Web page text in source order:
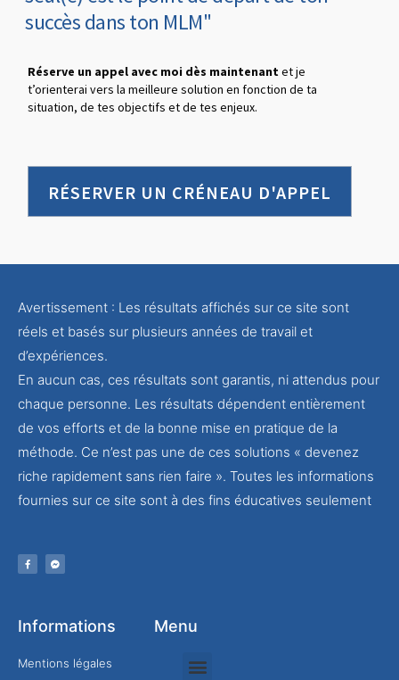
succès dans ton MLM"
Réserve un appel avec moi dès maintenantet je
t’orienterai vers la meilleure solution en fonction de ta
situation, de tes objectifs et de tes enjeux.
RÉSERVER UN CRÉNEAU D'APPEL
Avertissement : Les résultats affichés sur ce site sont
réels et basés sur plusieurs années de travail et
d’expériences.
En aucun cas, ces résultats sont garantis, ni attendus pour
chaque personne. Les résultats dépendent entièrement
de vos efforts et de la bonne mise en pratique de la
méthode. Ce n’est pas une de ces solutions « devenez
riche rapidement sans rien faire ». Toutes les informations
fournies sur ce site sont à des fins éducatives seulement
Informations
Mentions légales
Menu